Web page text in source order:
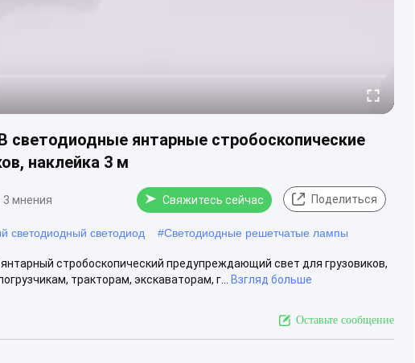
светодиодные янтарные стробоскопические
наклейка 3 м
3 мнения Свяжитесь сейчас Поделиться
светодиодный светодиод #Светодиодные решетчатые лампы
стробоскопический предупреждающий свет для грузовиков,
тракторам, экскаваторам, г...
Взгляд больше
Оставьте сообщение